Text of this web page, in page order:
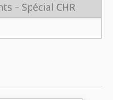
– Spécial CHR